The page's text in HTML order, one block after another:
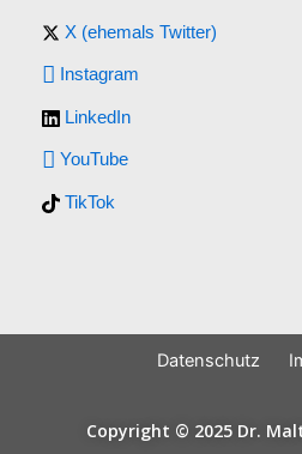
X (ehemals Twitter)
Instagram
LinkedIn
YouTube
TikTok
Datenschutz
Copyright © 2025 Dr.